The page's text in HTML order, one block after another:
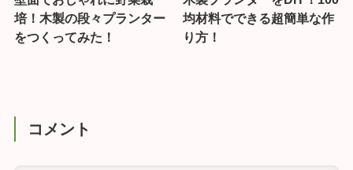
培！木製の段々プランター
をつくってみた！
均材料でできる超簡単な作
り方！
コメント